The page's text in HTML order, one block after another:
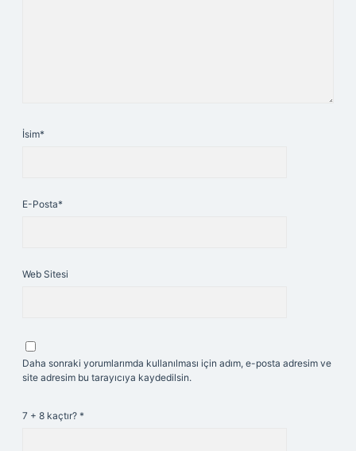
İsim*
E-Posta*
Web Sitesi
Daha sonraki yorumlarımda kullanılması için adım, e-posta adresim ve
site adresim bu tarayıcıya kaydedilsin.
7 + 8 kaçtır? *